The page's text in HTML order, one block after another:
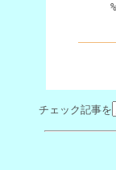
チェック記事を